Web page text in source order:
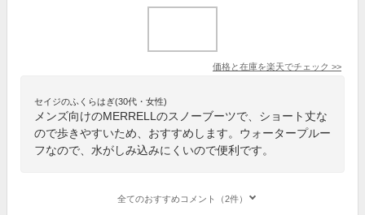
価格と在庫を楽天でチェック >>
セイジのふくらはぎ(30代・女性)
メンズ向けのMERRELLのスノーブーツで、ショート丈な
ので歩きやすいため、おすすめします。ウォータープルー
フなので、水がしみ込みにくいので便利です。
全てのおすすめコメント（2件）